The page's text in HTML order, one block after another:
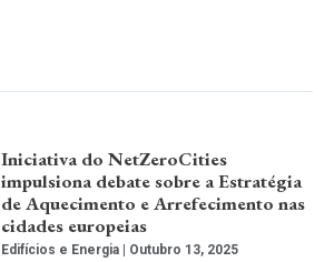
Iniciativa do NetZeroCities
impulsiona debate sobre a Estratégia
de Aquecimento e Arrefecimento nas
cidades europeias
Edifícios e Energia Outubro 13, 2025